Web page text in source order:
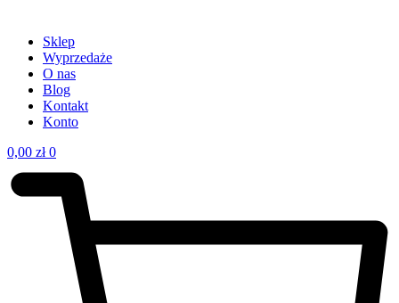
Sklep
Wyprzedaże
O nas
Blog
Kontakt
Konto
0,00 zł 0